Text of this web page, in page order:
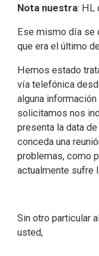
Nota nuestra: HL
Ese mismo día se
que era el último
Hemos estado
vía telefónica
alguna
solicitamos nos
presenta la data
conceda una
problemas, como
actualmente sufre
Sin otro particular
usted,